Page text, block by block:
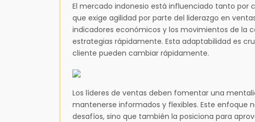
El mercado indonesio está influenciado tanto por
que exige agilidad por parte del liderazgo en
indicadores económicos y los movimientos de la
estrategias rápidamente. Esta adaptabilidad es
cliente pueden cambiar rápidamente.
Los líderes de ventas deben fomentar una
mantenerse informados y flexibles. Este enfoque
desafíos, sino que también la posiciona para